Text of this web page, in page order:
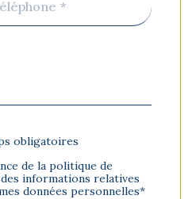
obligatoires
de la politique de
informations relatives
données personnelles*